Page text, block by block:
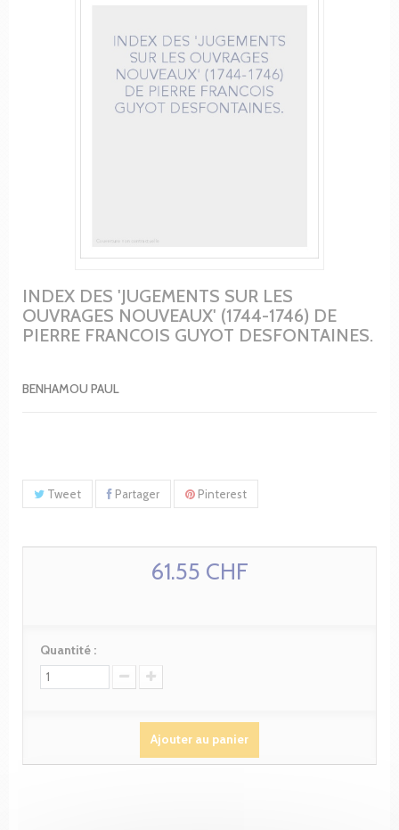
INDEX DES 'JUGEMENTS SUR LES
OUVRAGES NOUVEAUX' (1744-1746) DE
PIERRE FRANCOIS GUYOT DESFONTAINES.
BENHAMOU PAUL
Tweet Partager Pinterest
61.55 CHF
Quantité :
Ajouter au panier